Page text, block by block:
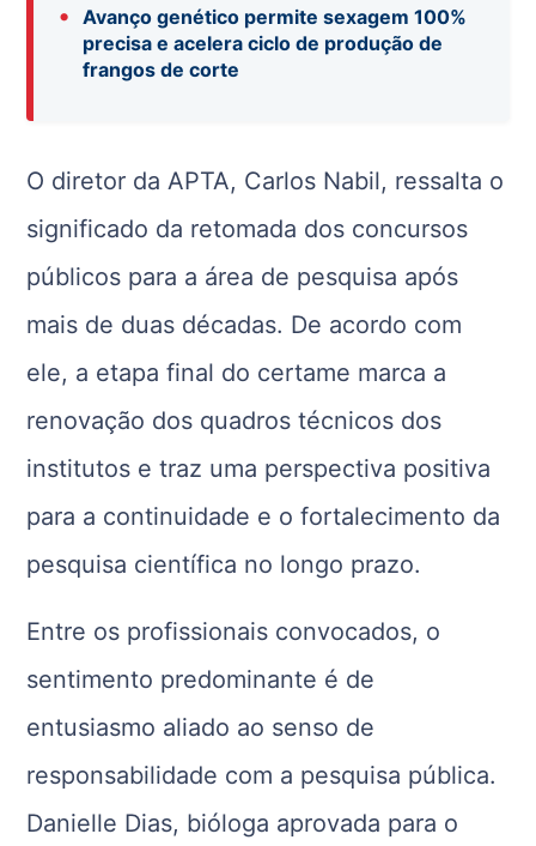
•
Avanço genético permite sexagem 100%
precisa e acelera ciclo de produção de
frangos de corte
O diretor da APTA, Carlos Nabil, ressalta o
significado da retomada dos concursos
públicos para a área de pesquisa após
mais de duas décadas. De acordo com
ele, a etapa final do certame marca a
renovação dos quadros técnicos dos
institutos e traz uma perspectiva positiva
para a continuidade e o fortalecimento da
pesquisa científica no longo prazo.
Entre os profissionais convocados, o
sentimento predominante é de
entusiasmo aliado ao senso de
responsabilidade com a pesquisa pública.
Danielle Dias, bióloga aprovada para o